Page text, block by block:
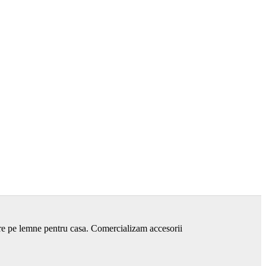
pe lemne pentru casa. Comercializam accesorii